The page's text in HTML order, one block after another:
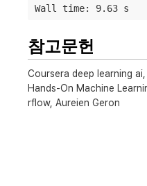
Wall time: 9.63 s
참고문헌
Coursera deep learning
Hands-On Machine
rflow, Aureien Geron